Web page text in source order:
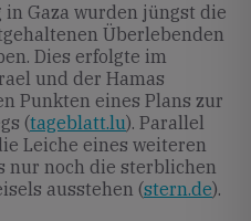
Gaza wurden jüngst die
Überlebenden
Dies erfolgte im
und der Hamas
Punkten eines Plans zur
(tageblatt.lu). Parallel
Leiche eines weiteren
nur noch die sterblichen
ausstehen (stern.de).